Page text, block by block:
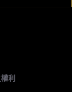
利